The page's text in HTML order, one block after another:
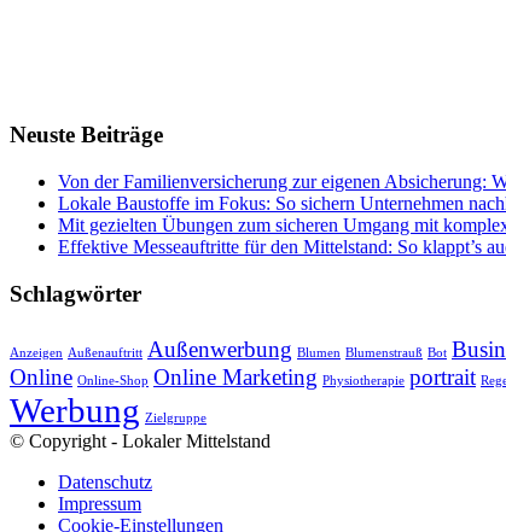
Neuste Beiträge
Von der Familienversicherung zur eigenen Absicherung:
Lokale Baustoffe im Fokus: So sichern Unternehmen
Mit gezielten Übungen zum sicheren Umgang mit
Effektive Messeauftritte für den Mittelstand: So klappt’s
Schlagwörter
Anzeigen Außenauftritt Außenwerbung Blumen Blumenstrauß Bot
Online Online-Shop Online Marketing Physiotherapie portrait
Werbung Zielgruppe
© Copyright - Lokaler Mittelstand
Datenschutz
Impressum
Cookie-Einstellungen